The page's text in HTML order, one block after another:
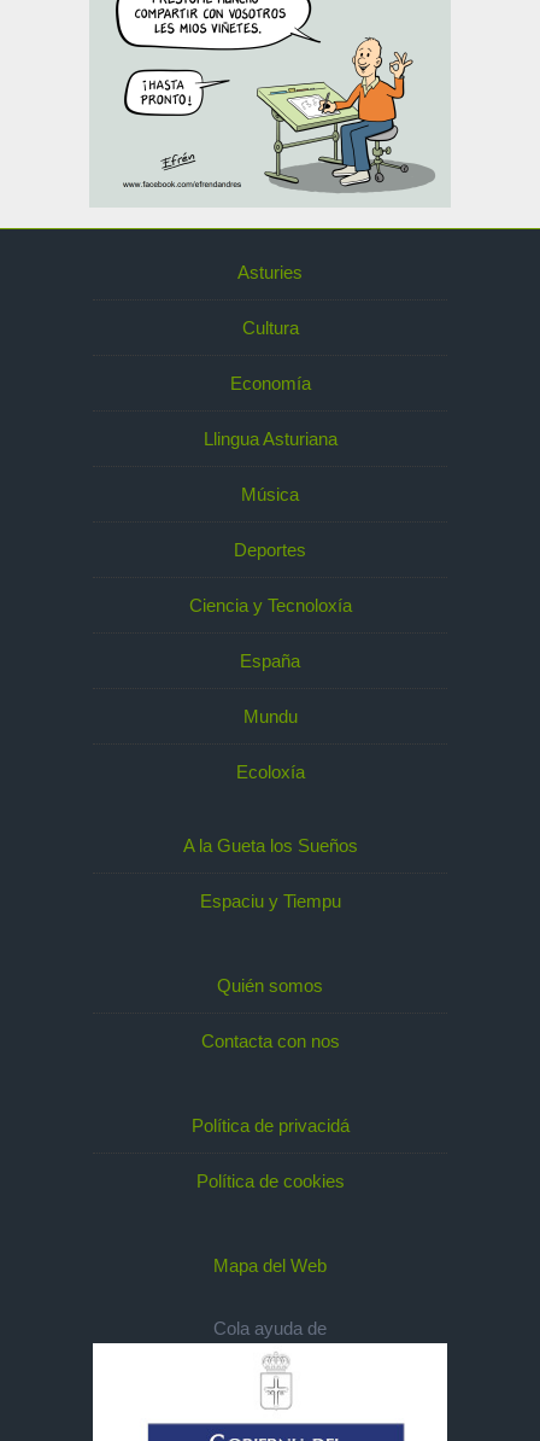
Asturies
Cultura
Economía
Llingua Asturiana
Música
Deportes
Ciencia y Tecnoloxía
España
Mundu
Ecoloxía
A la Gueta los Sueños
Espaciu y Tiempu
Quién somos
Contacta con nos
Política de privacidá
Política de cookies
Mapa del Web
Cola ayuda de